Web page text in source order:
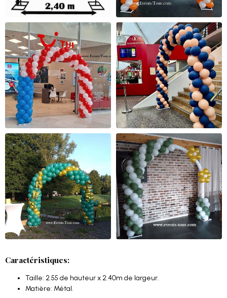
Caractéristiques:
Taille: 2.55 de hauteur x 2.40m de largeur.
Matière: Métal.